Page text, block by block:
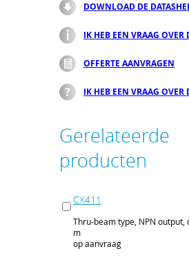
DOWNLOAD DE
IK HEB EEN VRAAG OVER
OFFERTE AANVRAGEN
IK HEB EEN VRAAG OVER
Gerelateerde
producten
CX411
Thru-beam type, NPN output,
m
op aanvraag